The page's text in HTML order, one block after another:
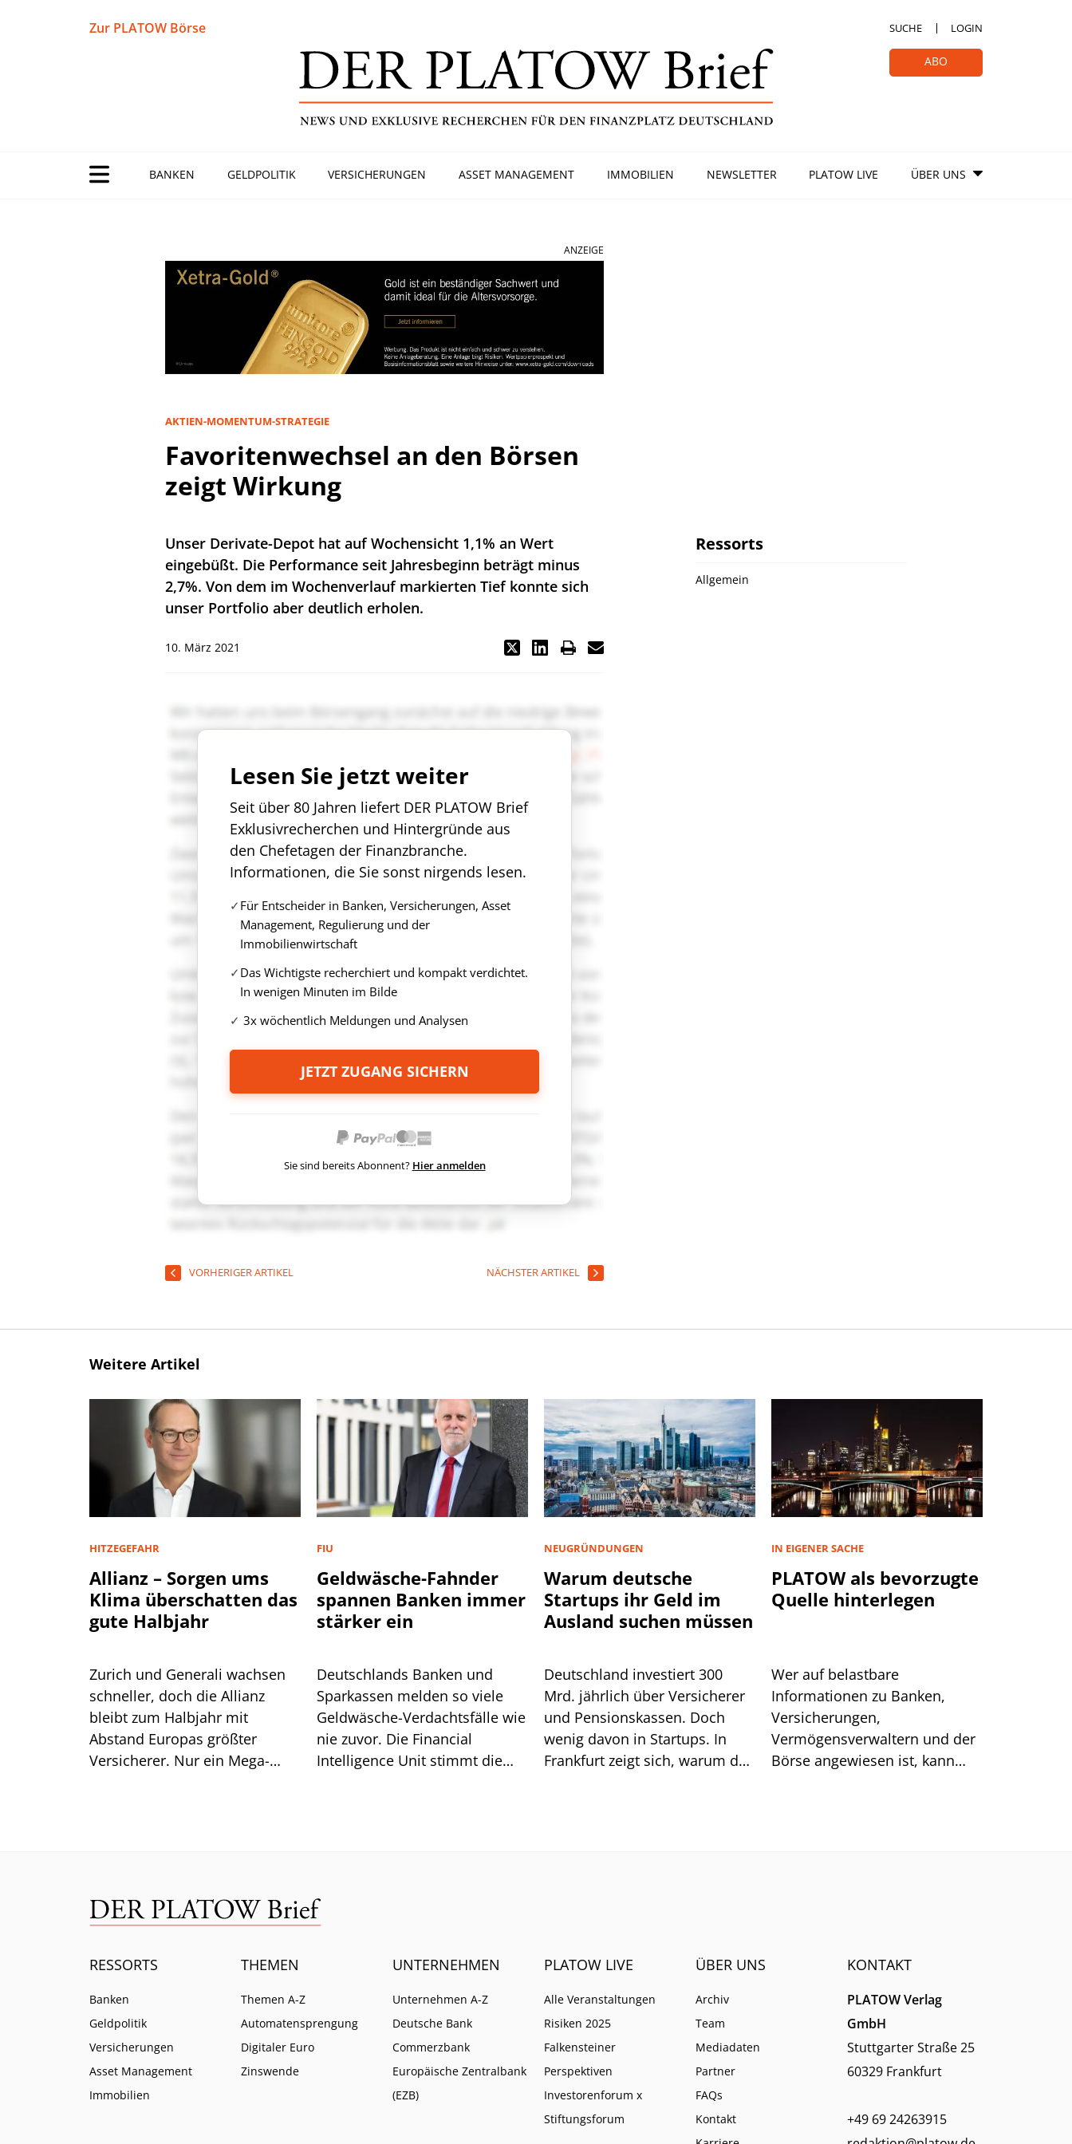
Zur PLATOW Börse SUCHE LOGIN
ABO
BANKEN GELDPOLITIK VERSICHERUNGEN ASSET MANAGEMENT IMMOBILIEN NEWSLETTER PLATOW LIVE ÜBER UNS
ANZEIGE
AKTIEN-MOMENTUM-STRATEGIE
Favoritenwechsel an den Börsen
zeigt Wirkung
Unser Derivate-Depot hat auf Wochensicht 1,1% an Wert
eingebüßt. Die Performance seit Jahresbeginn beträgt minus
2,7%. Von dem im Wochenverlauf markierten Tief konnte sich
unser Portfolio aber deutlich erholen.
10. März 2021
Lesen Sie jetzt weiter
Seit über 80 Jahren liefert DER PLATOW Brief
Exklusivrecherchen und Hintergründe aus
den Chefetagen der Finanzbranche.
Informationen, die Sie sonst nirgends lesen.
Für Entscheider in Banken, Versicherungen, Asset
Management, Regulierung und der
Immobilienwirtschaft
Das Wichtigste recherchiert und kompakt verdichtet.
In wenigen Minuten im Bilde
3x wöchentlich Meldungen und Analysen
JETZT ZUGANG SICHERN
Sie sind bereits Abonnent? Hier anmelden
VORHERIGER ARTIKEL NÄCHSTER ARTIKEL
Ressorts
Allgemein
Weitere Artikel
HITZEGEFAHR
Allianz – Sorgen ums
Klima überschatten das
gute Halbjahr
Zurich und Generali wachsen
schneller, doch die Allianz
bleibt zum Halbjahr mit
Abstand Europas größter
Versicherer. Nur ein Mega-
FIU
Geldwäsche-Fahnder
spannen Banken immer
stärker ein
Deutschlands Banken und
Sparkassen melden so viele
Geldwäsche-Verdachtsfälle wie
nie zuvor. Die Financial
Intelligence Unit stimmt die
NEUGRÜNDUNGEN
Warum deutsche
Startups ihr Geld im
Ausland suchen müssen
Deutschland investiert 300
Mrd. jährlich über Versicherer
und Pensionskassen. Doch
wenig davon in Startups. In
Frankfurt zeigt sich, warum das
IN EIGENER SACHE
PLATOW als bevorzugte
Quelle hinterlegen
Wer auf belastbare
Informationen zu Banken,
Versicherungen,
Vermögensverwaltern und der
Börse angewiesen ist, kann
RESSORTS
Banken
Geldpolitik
Versicherungen
Asset Management
Immobilien
THEMEN
Themen A-Z
Automatensprengung
Digitaler Euro
Zinswende
UNTERNEHMEN
Unternehmen A-Z
Deutsche Bank
Commerzbank
Europäische Zentralbank
(EZB)
PLATOW LIVE
Alle Veranstaltungen
Risiken 2025
Falkensteiner
Perspektiven
Investorenforum x
Stiftungsforum
ÜBER UNS
Archiv
Team
Mediadaten
Partner
FAQs
Kontakt
KONTAKT
PLATOW Verlag
GmbH
Stuttgarter Straße 25
60329 Frankfurt
+49 69 24263915